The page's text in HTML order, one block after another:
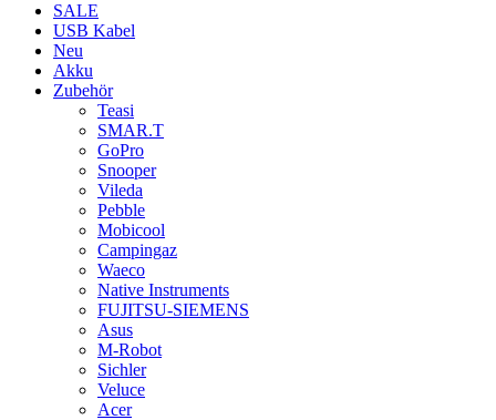
SALE
USB Kabel
Neu
Akku
Zubehör
Teasi
SMAR.T
GoPro
Snooper
Vileda
Pebble
Mobicool
Campingaz
Waeco
Native Instruments
FUJITSU-SIEMENS
Asus
M-Robot
Sichler
Veluce
Acer